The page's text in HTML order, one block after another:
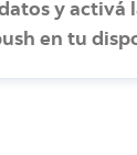
y activá
en tu